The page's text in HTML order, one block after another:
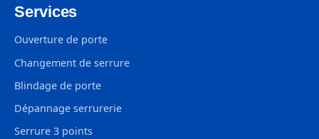
Services
Ouverture de porte
Changement de serrure
Blindage de porte
Dépannage serrurerie
Serrure 3 points